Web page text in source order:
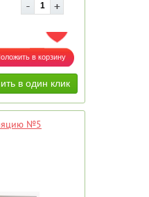
ДОБАВИТЬ В ИЗБРАННОЕ
№5